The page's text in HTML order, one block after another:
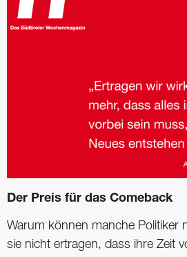
Der Preis für das Comeback
Warum können manche Politiker
sie nicht ertragen, dass ihre Zeit